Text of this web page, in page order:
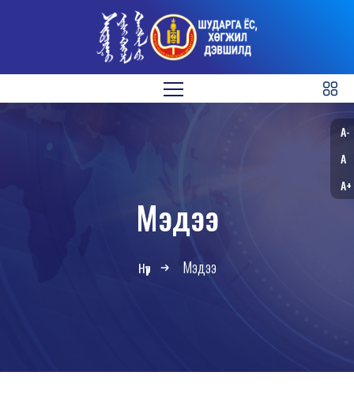
Мэдээ
Нүүр Мэдээ
A-
A
A+